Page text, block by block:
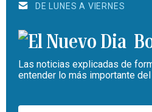
DE LUNES A VIERNES
Las noticias explicadas de
entender lo más importante del